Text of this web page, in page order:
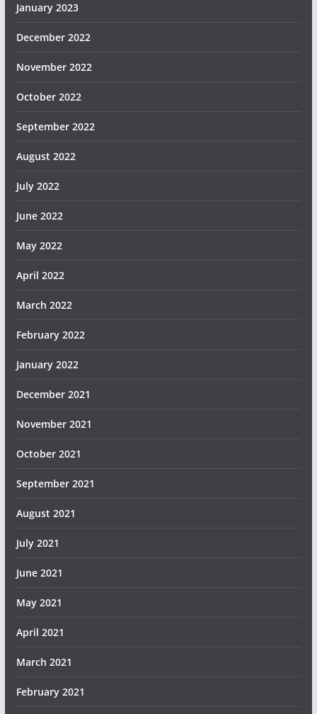
January 2023
December 2022
November 2022
October 2022
September 2022
August 2022
July 2022
June 2022
May 2022
April 2022
March 2022
February 2022
January 2022
December 2021
November 2021
October 2021
September 2021
August 2021
July 2021
June 2021
May 2021
April 2021
March 2021
February 2021